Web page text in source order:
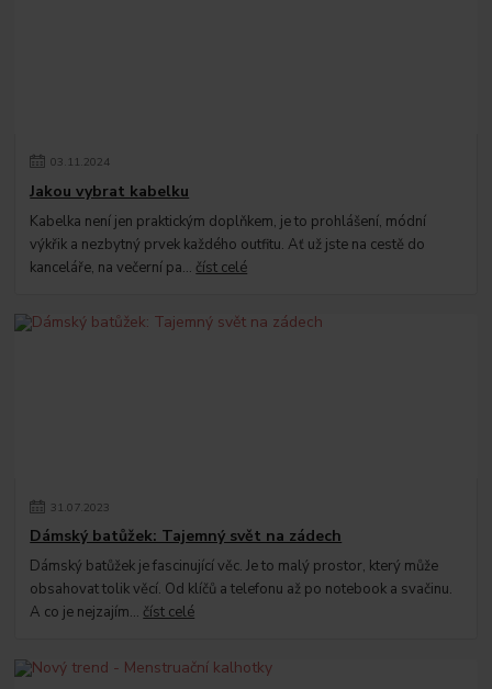
03. 11.2024
Jakou vybrat kabelku
Kabelka není jen praktickým doplňkem, je to prohlášení, módní
výkřik a nezbytný prvek každého outfitu. Ať už jste na cestě do
kanceláře, na večerní pa... číst celé
31.07.2023
Dámský batůžek: Tajemný svět na zádech
Dámský batůžek je fascinující věc. Je to malý prostor, který může
obsahovat tolik věcí. Od klíčů a telefonu až po notebook a svačinu.
A co je nejzajím... číst celé